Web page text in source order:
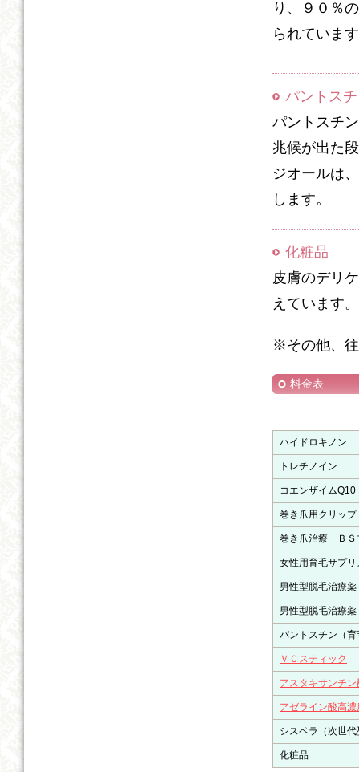
り、９０％
られていま
パントス
パントスチ
兆候が出た
ジオールは
します。
化粧品
皮膚のデリ
えています。
※その他、
料金表
ハイドロキノン
トレチノイン
コエンザイムQ10
巻き爪用クリッ
巻き爪治療 ＢＳ
女性用育毛サプ
男性型脱毛治療
男性型脱毛治療
パントスチン（育
ＶＣスティック
アスタキサンチ
アゼライン酸高
シスペラ（次世
化粧品